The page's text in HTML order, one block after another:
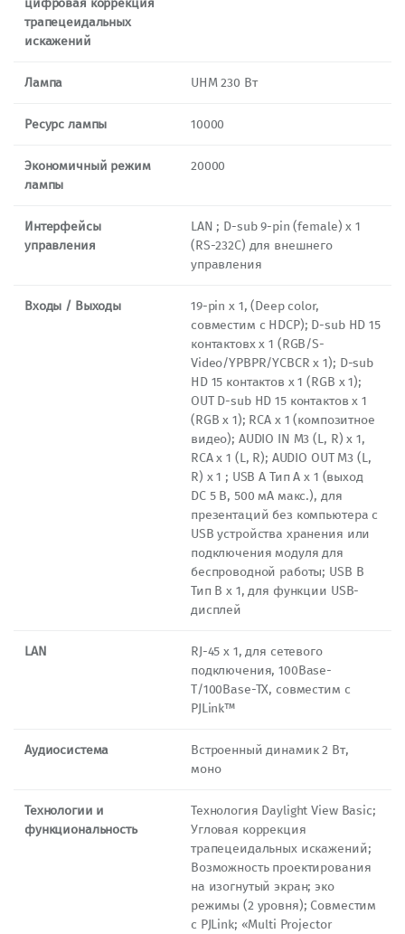
трапецеидальных
искажений
Лампа UHM 230 Вт
Ресурс лампы 10000
Экономичный режим
лампы
20000
Интерфейсы
управления
LAN ; D-sub 9-pin (female) x 1
(RS-232C) для внешнего
управления
Входы / Выходы
19-pin x 1, (Deep color,
совместим с HDCP); D-sub HD 15
контактовx x 1 (RGB/S-
Video/YPBPR/YСBСR x 1); D-sub
HD 15 контактов x 1 (RGB x 1);
OUT D-sub HD 15 контактов x 1
(RGB x 1); RCA x 1 (композитное
видео); AUDIO IN M3 (L, R) х 1,
RCA x 1 (L, R); AUDIO OUT M3 (L,
R) х 1 ; USB A Тип A x 1 (выход
DC 5 В, 500 мA макс.), для
презентаций без компьютера с
USB устройства хранения или
подключения модуля для
беспроводной работы; USB B
Тип B х 1, для функции USB-
дисплей
LAN
RJ-45 х 1, для сетевого
подключения, 100Base-
T/100Base-TX, совместим с
PJLink™
Аудиосистема
Встроенный динамик 2 Вт,
моно
Технологии и
функциональность
Технология Daylight View Basic;
Угловая коррекция
трапецеидальных искажений;
Возможность проектирования
на изогнутый экран; эко
режимы (2 уровня); Совместим
с PJLink; «Multi Projector